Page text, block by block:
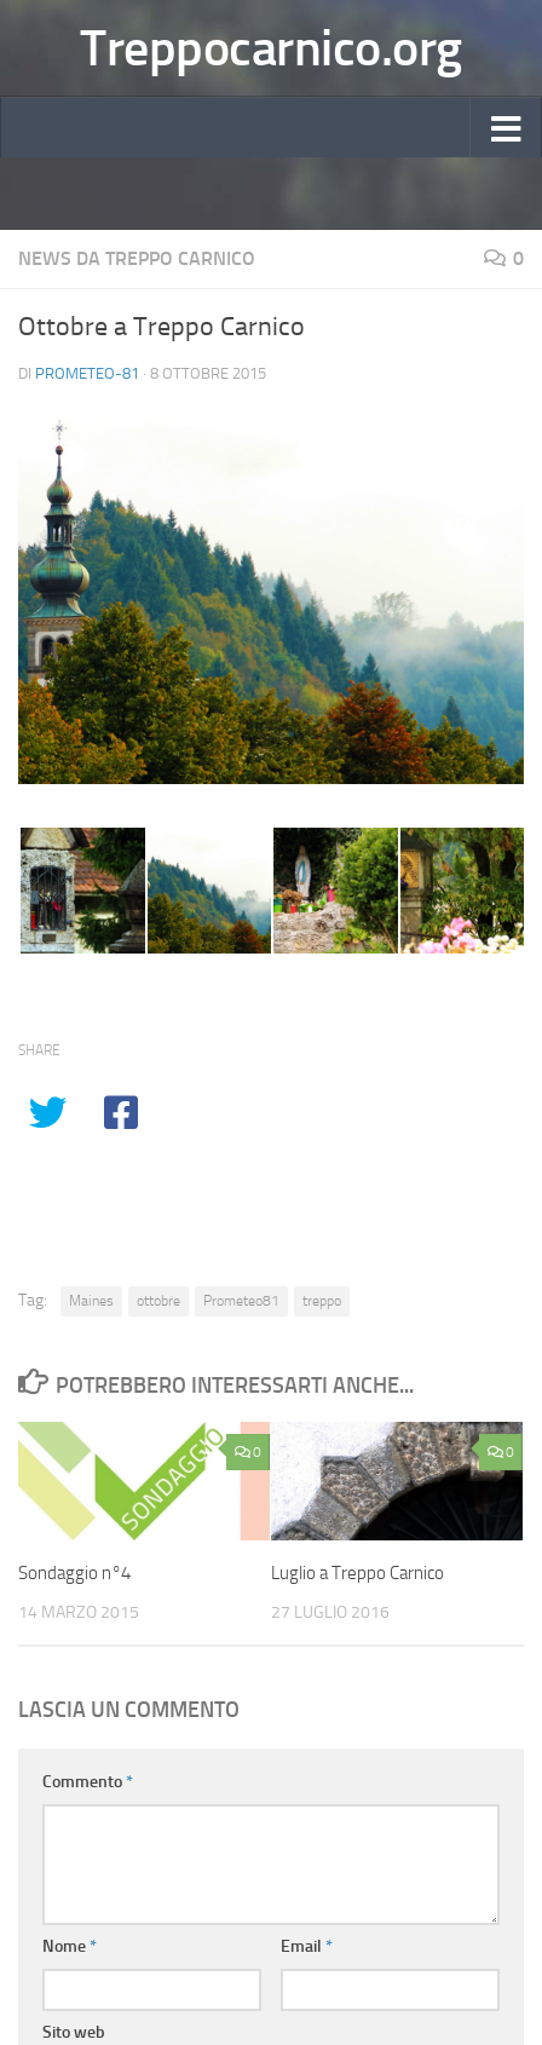
Treppocarnico.org
NEWS DA TREPPO CARNICO 0
Ottobre a Treppo Carnico
DI PROMETEO-81 · 8 OTTOBRE 2015
SHARE
Tag: Maines ottobre Prometeo81 treppo
POTREBBERO INTERESSARTI ANCHE...
0
Sondaggio n°4
14 MARZO 2015
0
Luglio a Treppo Carnico
27 LUGLIO 2016
LASCIA UN COMMENTO
Commento*
Nome* Email *
Sito web